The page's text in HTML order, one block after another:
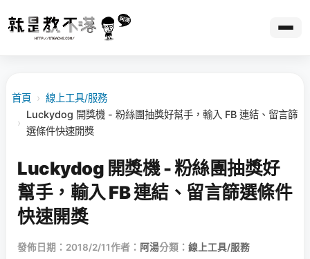
首頁 › 線上工具/服務
›
Luckydog 開獎機 - 粉絲團抽獎好幫手，輸入 FB 連結、留言篩
選條件快速開獎
Luckydog 開獎機 - 粉絲團抽獎好
幫手，輸入 FB 連結、留言篩選條件
快速開獎
發佈日期：2018/2/11作者： 阿湯分類： 線上工具/服務